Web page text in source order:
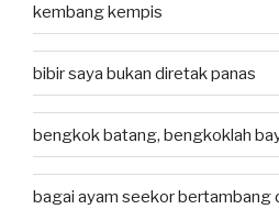
kembang kempis
bibir saya bukan diretak panas
bengkok batang, bengkoklah
bagai ayam seekor bertambang